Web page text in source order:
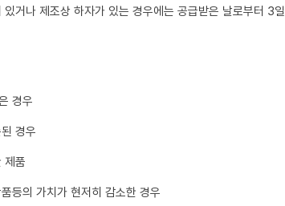
거나 제조상 하자가 있는 경우에는 공급받은 날로부터 3일
경우
경우
제품
등의 가치가 현저히 감소한 경우